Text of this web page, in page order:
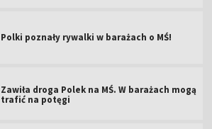
Polki poznały rywalki w barażach o MŚ!
Zawiła droga Polek na MŚ. W barażach mogą
trafić na potęgi